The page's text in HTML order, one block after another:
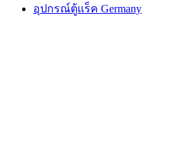
อุปกรณ์ตู้แร็ค Germany